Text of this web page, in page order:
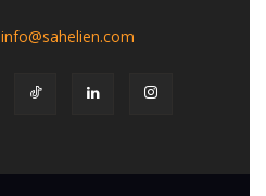
info@sahelien.com